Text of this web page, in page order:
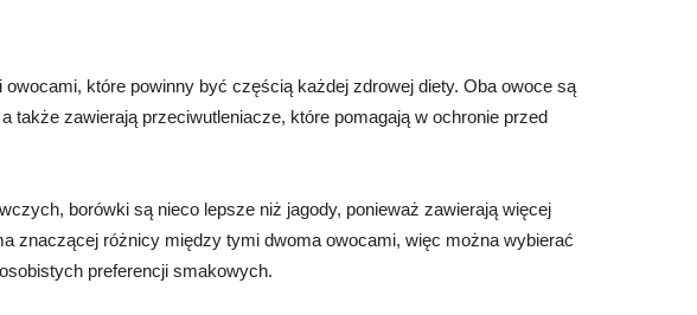
które powinny być częścią każdej zdrowej diety. Oba owoce są
także zawierają przeciwutleniacze, które pomagają w ochronie przed
borówki są nieco lepsze niż jagody, ponieważ zawierają więcej
znaczącej różnicy między tymi dwoma owocami, więc można wybierać
preferencji smakowych.